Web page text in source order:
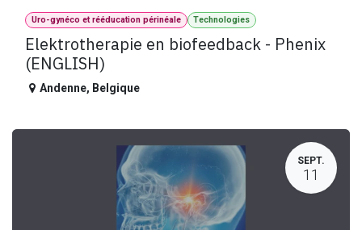
Uro-gynéco et rééducation périnéale Technologies
Elektrotherapie en biofeedback - Phenix
(ENGLISH)
Andenne, Belgique
SEPT.
11